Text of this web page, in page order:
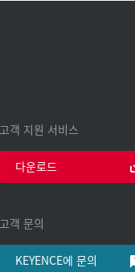
고객 지원 서비스
다운로드
고객 문의
KEYENCE에 문의